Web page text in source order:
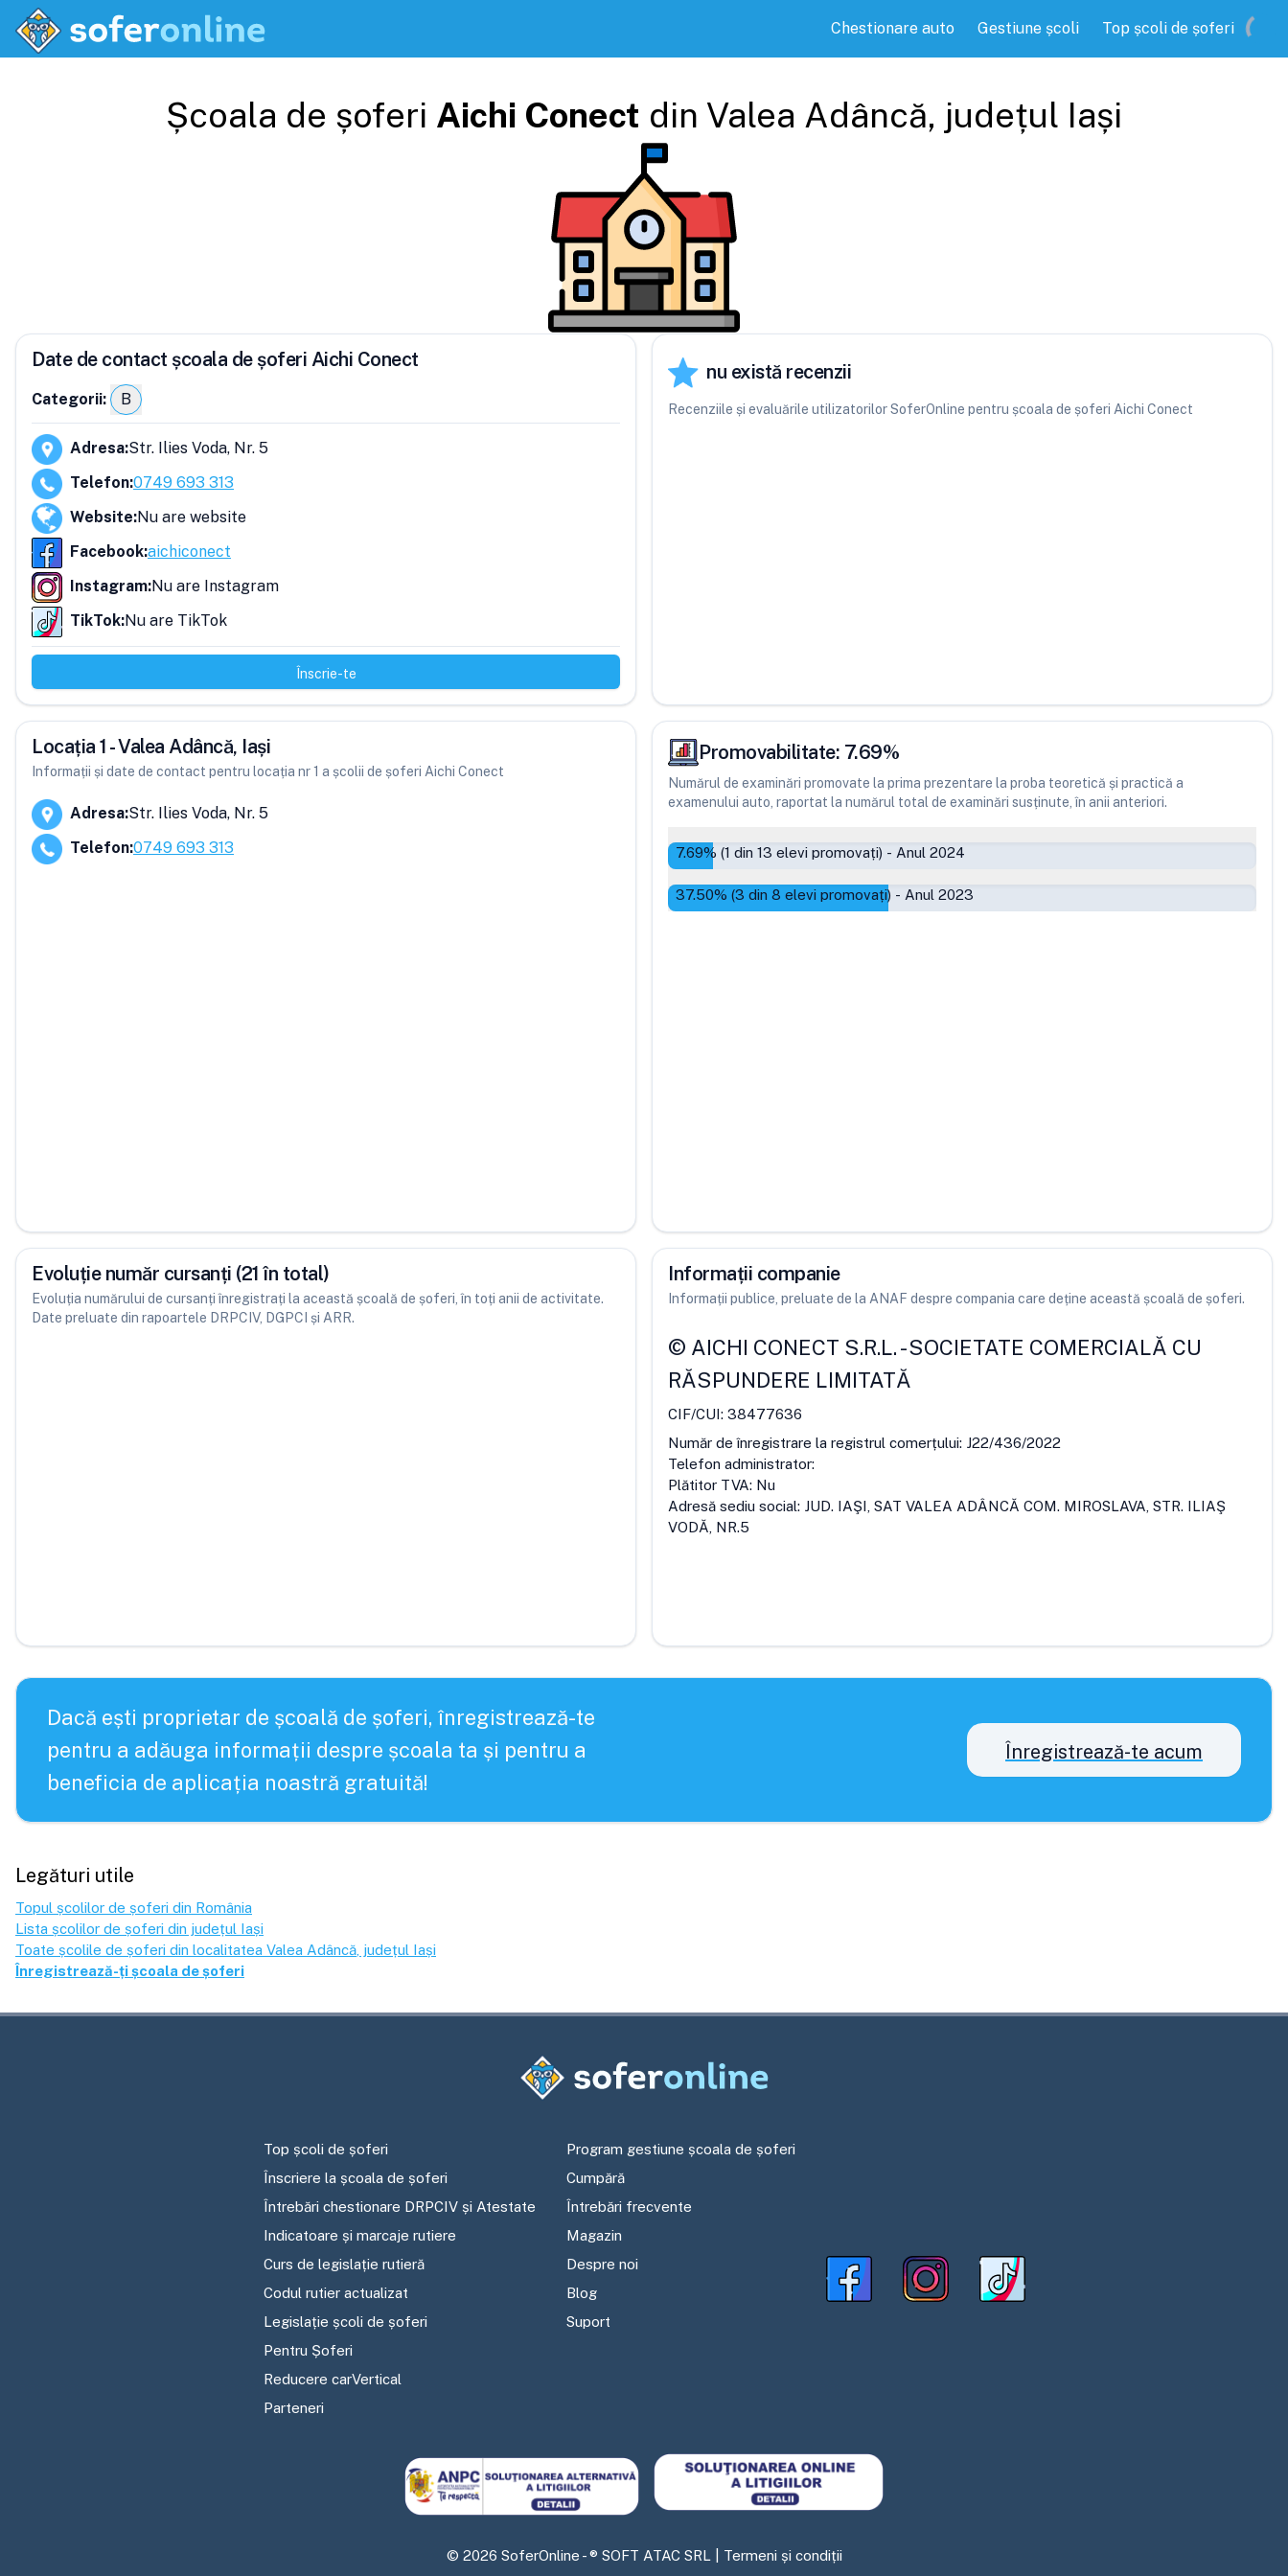
Chestionare auto Gestiune școli Top școli de șoferi
Școala de șoferi Aichi Conect din Valea Adâncă, județul Iași
Date de contact școala de șoferi Aichi Conect
Categorii: B
Adresa:Str. Ilies Voda, Nr. 5
Telefon:0749 693 313
Website:Nu are website
Facebook:aichiconect
Instagram:Nu are Instagram
TikTok:Nu are TikTok
Înscrie-te
nu există recenzii
Recenziile și evaluările utilizatorilor SoferOnline pentru școala de șoferi Aichi Conect
Locația 1 - Valea Adâncă, Iași
Informații și date de contact pentru locația nr 1 a școlii de șoferi Aichi Conect
Adresa:Str. Ilies Voda, Nr. 5
Telefon:0749 693 313
Promovabilitate: 7.69%
Numărul de examinări promovate la prima prezentare la proba teoretică și practică a
examenului auto, raportat la numărul total de examinări susținute, în anii anteriori.
7.69% (1 din 13 elevi promovați) - Anul 2024
37.50% (3 din 8 elevi promovați) - Anul 2023
Evoluție număr cursanți (21 în total)
Evoluția numărului de cursanți înregistrați la această școală de șoferi, în toți anii de activitate.
Date preluate din rapoartele DRPCIV, DGPCI și ARR.
Informații companie
Informații publice, preluate de la ANAF despre compania care deține această școală de șoferi.
© AICHI CONECT S.R.L.-SOCIETATE COMERCIALĂ CU
RĂSPUNDERE LIMITATĂ
CIF/CUI: 38477636
Număr de înregistrare la registrul comerțului: J22/436/2022
Telefon administrator:
Plătitor TVA: Nu
Adresă sediu social: JUD. IAŞI, SAT VALEA ADÂNCĂ COM. MIROSLAVA, STR. ILIAŞ
VODĂ, NR.5
Dacă ești proprietar de școală de șoferi, înregistrează-te
pentru a adăuga informații despre școala ta și pentru a
beneficia de aplicația noastră gratuită!
Înregistrează-te acum
Legături utile
Topul școlilor de șoferi din România
Lista școlilor de șoferi din județul Iași
Toate școlile de șoferi din localitatea Valea Adâncă , județul Iași
Înregistrează-ți școala de șoferi
Top școli de șoferi
Înscriere la școala de șoferi
Întrebări chestionare DRPCIV și Atestate
Indicatoare și marcaje rutiere
Curs de legislație rutieră
Codul rutier actualizat
Legislație școli de șoferi
Pentru Șoferi
Reducere carVertical
Parteneri
Program gestiune școala de șoferi
Cumpără
Întrebări frecvente
Magazin
Despre noi
Blog
Suport
© 2026 SoferOnline - ® SOFT ATAC SRL | Termeni și condiții